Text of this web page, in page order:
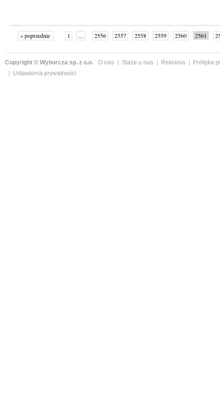
« poprzednie 1 ... 2556 2557 2558 2559 2560 2561
Copyright © Wyborcza sp. z o.o. O nas Staże u nas Reklama
Polityka
Ustawienia prywatności